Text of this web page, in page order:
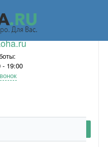
- 19:00